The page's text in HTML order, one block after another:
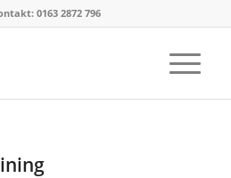
0163 2872 796